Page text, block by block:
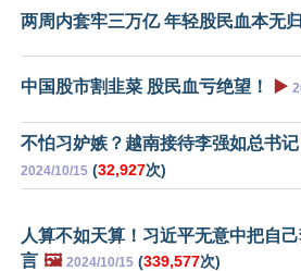
两周内套牢三万亿 年轻股民血本无归
中国股市割韭菜 股民血亏绝望！ ▶️
不怕习妒嫉？越南接待李强如总书记
2024/10/15 (32,927次)
人算不如天算！习近平无意中把自
言 🖼️ 2024/10/15 (339,577次)